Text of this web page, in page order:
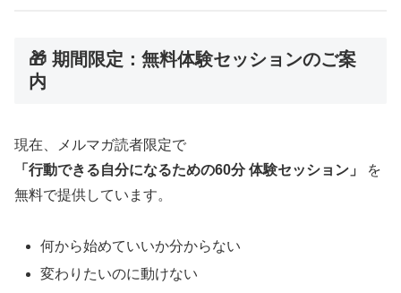
🎁 期間限定：無料体験セッションのご案
内
現在、メルマガ読者限定で
「行動できる自分になるための60分 体験セッション」
を
無料で提供しています。
何から始めていいか分からない
変わりたいのに動けない